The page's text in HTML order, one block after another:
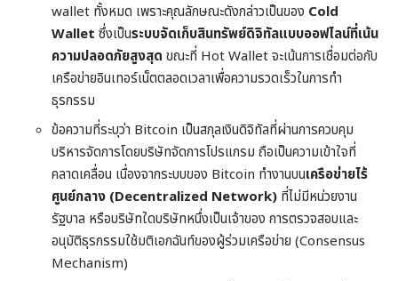
wallet ทั้งหมด เพราะคุณลักษณะดังกล่าวเป็นของ Cold
Wallet ซึ่งเป็นระบบจัดเก็บสินทรัพย์ดิจิทัลแบบออฟไลน์ที่เน้น
ความปลอดภัยสูงสุด ขณะที่ Hot Wallet จะเน้นการเชื่อมต่อกับ
เครือข่ายอินเทอร์เน็ตตลอดเวลาเพื่อความรวดเร็วในการทำ
ธุรกรรม
ข้อความที่ระบุว่า Bitcoin เป็นสกุลเงินดิจิทัลที่ผ่านการควบคุม
บริหารจัดการโดยบริษัทจัดการโปรแกรม ถือเป็นความเข้าใจที่
คลาดเคลื่อน เนื่องจากระบบของ Bitcoin ทำงานบนเครือข่ายไร้
ศูนย์กลาง (Decentralized Network)ที่ไม่มีหน่วยงาน
รัฐบาล หรือบริษัทใดบริษัทหนึ่งเป็นเจ้าของ การตรวจสอบและ
อนุมัติธุรกรรมใช้มติเอกฉันท์ของผู้ร่วมเครือข่าย (Consensus
Mechanism)